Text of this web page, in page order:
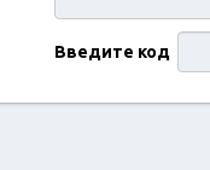
Введите код